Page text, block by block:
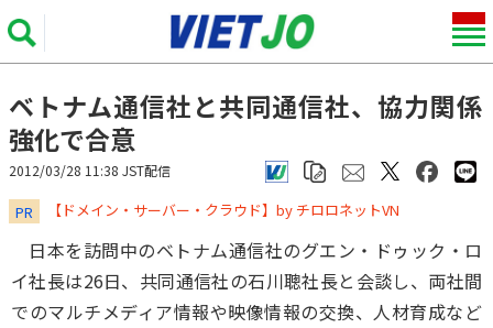
ベトナム通信社と共同通信社、協力関係
強化で合意
2012/03/28 11:38 JST配信
PR ​​​​​​​【ドメイン・サーバー・クラウド】by チロロネットVN
日本を訪問中のベトナム通信社のグエン・ドゥック・ロ
イ社長は26日、共同通信社の石川聰社長と会談し、両社間
でのマルチメディア情報や映像情報の交換、人材育成など